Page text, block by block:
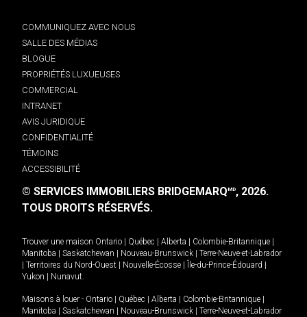
COMMUNIQUEZ AVEC NOUS
SALLE DES MÉDIAS
BLOGUE
PROPRIÉTÉS LUXUEUSES
COMMERCIAL
INTRANET
AVIS JURIDIQUE
CONFIDENTIALITÉ
TÉMOINS
ACCESSIBILITÉ
© SERVICES IMMOBILIERS BRIDGEMARQMD, 2026.
TOUS DROITS RÉSERVÉS.
Trouver une maison Ontario Québec Alberta Colombie-Britannique
Manitoba
Saskatchewan Nouveau-Brunswick
Terre-Neuve-et-Labrador
Territoires du Nord-Ouest Nouvelle-Écosse Île-du-Prince-Édouard
Yukon
Nunavut.
Maisons à louer - Ontario Québec Alberta Colombie-Britannique
Manitoba
Saskatchewan Nouveau-Brunswick
Terre-Neuve-et-Labrador